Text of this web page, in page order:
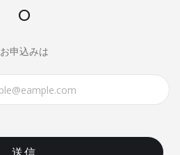
o
お申込みは